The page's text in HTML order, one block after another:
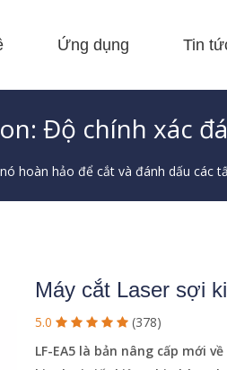
Ứng dụng Tin
Độ chính xác
hoàn hảo để cắt và đánh dấu các
Máy cắt Laser sợi
5.0      (378)
LF-EA5 là bản nâng cấp mới